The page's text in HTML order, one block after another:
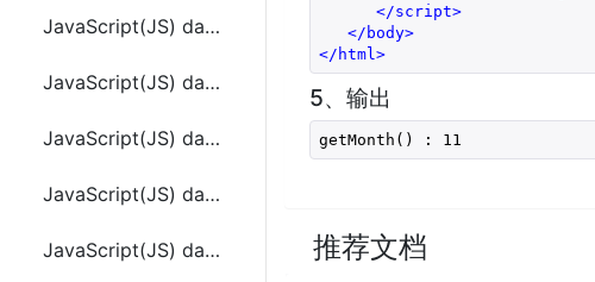
JavaScript(JS) date.getUTCHours ()
JavaScript(JS) date.getUTCMilliseconds()
JavaScript(JS) date.getUTCMinutes()
JavaScript(JS) date.getUTCMonth()
JavaScript(JS) date.getUTCSeconds()
</script>
</ body>
</ html >
5、输出
getMonth() : 11
推荐文档